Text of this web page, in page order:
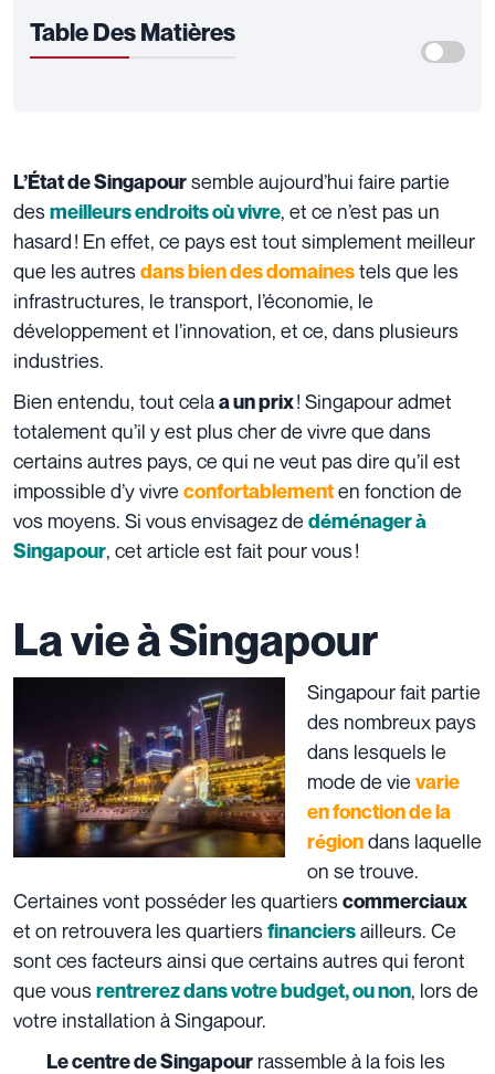
Table Des Matières
L’État de Singapoursemble aujourd’hui faire partie
desmeilleurs endroits où vivre, et ce n’est pas un
hasard ! En effet, ce pays est tout simplement meilleur
que les autresdans bien des domainestels que les
infrastructures, le transport, l’économie, le
développement et l’innovation, et ce, dans plusieurs
industries.
Bien entendu, tout celaa un prix! Singapour admet
totalement qu’il y est plus cher de vivre que dans
certains autres pays, ce qui ne veut pas dire qu’il est
impossible d’y vivre confortablementen fonction de
vos moyens. Si vous envisagez de déménager à
Singapour, cet article est fait pour vous !
La vie à Singapour
Singapour fait partie
des nombreux pays
dans lesquels le
mode de vie varie
en fonction de la
régiondans laquelle
on se trouve.
Certaines vont posséder les quartierscommerciaux
et on retrouvera les quartiersfinanciersailleurs. Ce
sont ces facteurs ainsi que certains autres qui feront
que vousrentrerez dans votre budget, ou non, lors de
votre installation à Singapour.
Le centre de Singapour rassemble à la fois les